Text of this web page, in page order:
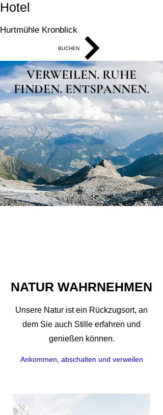
Hotel
Hurtmühle Kronblick
BUCHEN
VERWEILEN. RUHE
FINDEN. ENTSPANNEN.
NATUR WAHRNEHMEN
Unsere Natur ist ein Rückzugsort, an
dem Sie auch Stille erfahren und
genießen können.
Ankommen, abschalten und verweilen